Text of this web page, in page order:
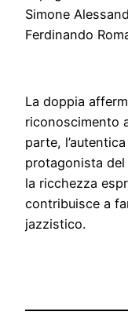
Simone
Ferdinando
La doppia
riconoscimento
parte,
protagonista del
la ricchezza
contribuisce a
jazzistico.